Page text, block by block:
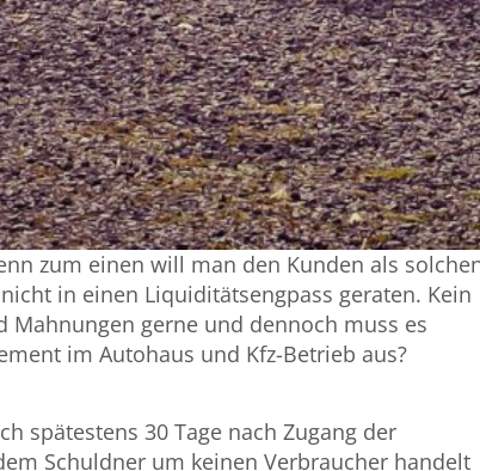
zum einen will man den Kunden als
in einen Liquiditätsengpass geraten. Kein
gerne und dennoch muss es
im Autohaus und Kfz-Betrieb aus?
spätestens 30 Tage nach Zugang der
Schuldner um keinen Verbraucher handelt